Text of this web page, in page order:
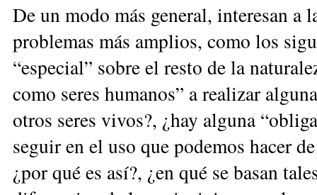
De un modo más general, interesan a
problemas más amplios, como los
“especial” sobre el resto de la
como seres humanos” a realizar
otros seres vivos?, ¿hay alguna
seguir en el uso que podemos hacer
¿por qué es así?, ¿en qué se basan